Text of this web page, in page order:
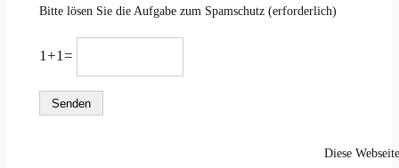
Bitte lösen Sie die Aufgabe zum Spamschutz (erforderlich)
1+1=
Diese